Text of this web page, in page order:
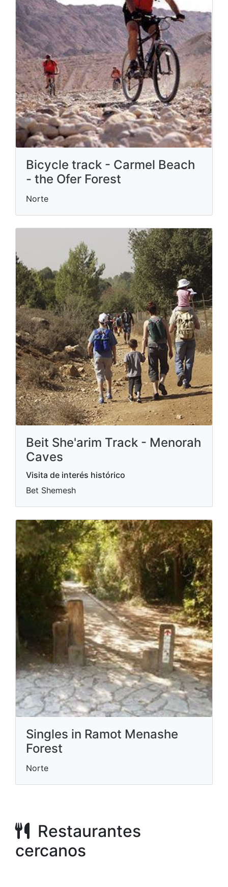
Bicycle track - Carmel Beach
- the Ofer Forest
Norte
Beit She'arim Track - Menorah
Caves
Visita de interés histórico
Bet Shemesh
Singles in Ramot Menashe
Forest
Norte
Restaurantes
cercanos